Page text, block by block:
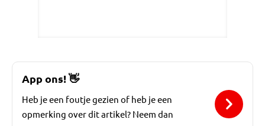
App ons!👋
Heb je een foutje gezien of heb je een
opmerking over dit artikel? Neem dan